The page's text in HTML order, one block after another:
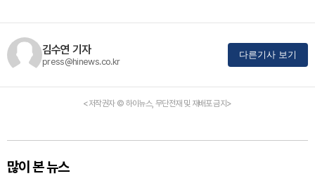
김수연 기자
press@hinews.co.kr
다른기사 보기
<저작권자 © 하이뉴스, 무단전재 및 재배포 금지>
많이 본 뉴스